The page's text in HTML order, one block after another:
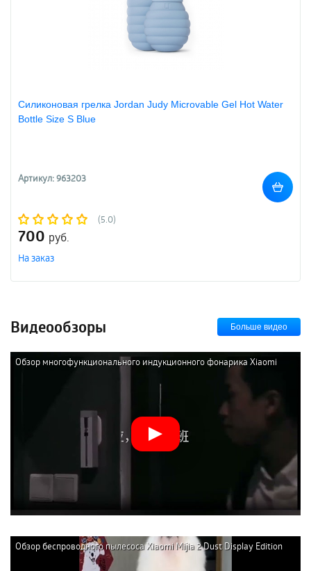
Силиконовая грелка Jordan Judy Microvable Gel Hot Water
Bottle Size S Blue
Артикул: 963203
(5.0)
700 руб.
На заказ
Видеообзоры Больше видео
Обзор многофункционального индукционного фонарика Xiaomi
Обзор беспроводного пылесоса Xiaomi Mijia 2 Dust Display Edition